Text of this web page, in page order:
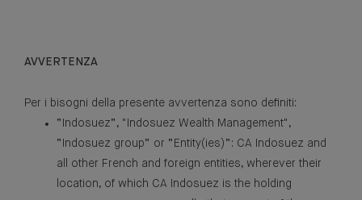
AVVERTENZA
Per i bisogni della presente avvertenza sono definiti:
“Indosuez”, "Indosuez Wealth Management",
“Indosuez group” or “Entity(ies)”: CA Indosuez and
all other French and foreign entities, wherever their
location, of which CA Indosuez is the holding